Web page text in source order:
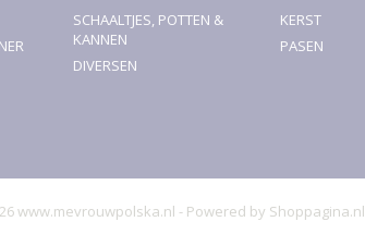
SCHAALTJES, POTTEN &
KANNEN
DIVERSEN
KERST
PASEN
www.mevrouwpolska.nl - Powered by Shoppagina.nl